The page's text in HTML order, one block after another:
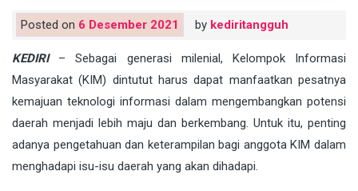
Posted on 6 Desember 2021 by kediritangguh
KEDIRI– Sebagai generasi milenial, Kelompok Informasi
Masyarakat (KIM) dintutut harus dapat manfaatkan pesatnya
kemajuan teknologi informasi dalam mengembangkan potensi
daerah menjadi lebih maju dan berkembang. Untuk itu, penting
adanya pengetahuan dan keterampilan bagi anggota KIM dalam
menghadapi isu-isu daerah yang akan dihadapi.